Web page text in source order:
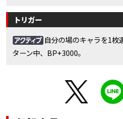
トリガー
自分の場のキャラを1枚
ターン中、BP+3000。